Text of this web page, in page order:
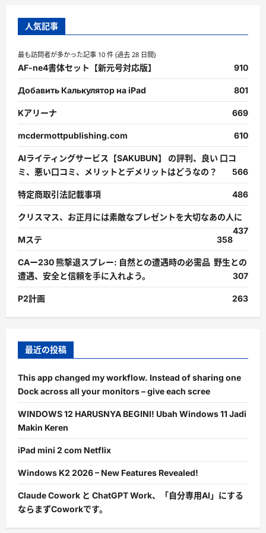
人気記事
最も訪問者が多かった記事 10 件 (過去 28 日間)
AF-ne4書体セット【新元号対応版】 910
Добавить Калькулятор на iPad 801
Kアリーナ 669
mcdermottpublishing.com 610
AIライティングサービス【SAKUBUN】 の評判、良い 口コ
ミ、悪い口コミ、メリットとデメリットはどうなの？
566
特定商取引法記載事項 486
クリスマス、お正月には素敵なプレゼントを大切なあの人に
437
Mステ
358
CAー230 熊撃退スプレー: 自然との遭遇時の必需品 野生との
遭遇、安全と信頼を手に入れよう。
307
P2計画 263
最近の投稿
This app changed my workflow. Instead of sharing one
Dock across all your monitors – give each scree
WINDOWS 12 HARUSNYA BEGINI! Ubah Windows 11 Jadi
Makin Keren
iPad mini 2 com Netflix
Windows K2 2026 – New Features Revealed!
Claude Cowork と ChatGPT Work、「自分専用AI」にする
ならまずCoworkです。